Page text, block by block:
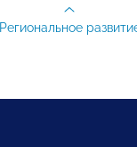
Региональное